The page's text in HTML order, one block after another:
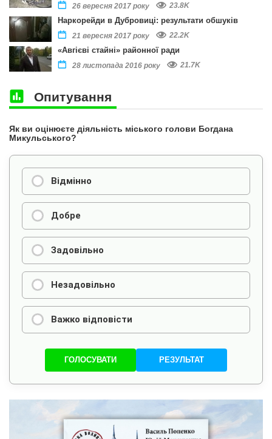
26 вересня 2017 року 23.8K
Наркорейди в Дубровиці: результати обшуків
21 вересня 2017 року 22.2K
«Авгієві стайні» районної ради
28 листопада 2016 року 21.7K
Опитування
Як ви оцінюєте діяльність міського голови Богдана
Микульського?
Відмінно
Добре
Задовільно
Незадовільно
Важко відповісти
ГОЛОСУВАТИ РЕЗУЛЬТАТ